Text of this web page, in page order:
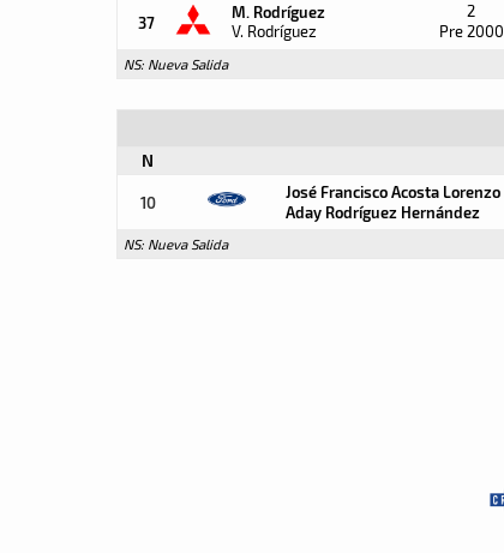
37
M. Rodríguez
V. Rodríguez
2
Pre 2000
NS: Nueva Salida
N
10
José Francisco Acosta Lorenzo
Aday Rodríguez Hernández
NS: Nueva Salida